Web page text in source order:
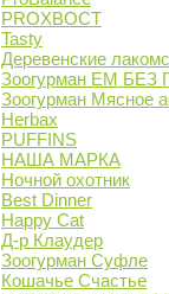
PROХВОСТ
Tasty
Деревенские
Зоогурман ЕМ
Зоогурман Мясное
Herbax
PUFFINS
НАША МАРКА
Ночной охотник
Best Dinner
Happy Cat
Д-р Клаудер
Зоогурман Суфле
Кошачье Счастье